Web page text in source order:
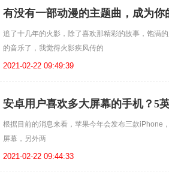
有没有一部动漫的主题曲，成为你
追了十几年的火影，除了喜欢那精彩的故事，饱满
的音乐了，我觉得火影疾风传的
2021-02-22 09:49:39
安卓用户喜欢多大屏幕的手机？5
根据目前的消息来看，苹果今年会发布三款iPhone
屏幕，另外两
2021-02-22 09:44:33